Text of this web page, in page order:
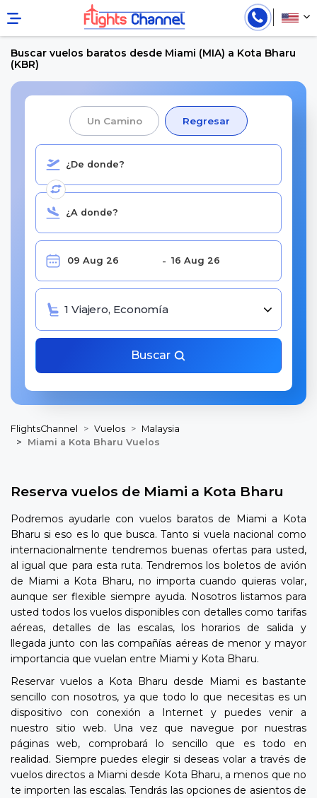
Buscar vuelos baratos desde Miami (MIA) a Kota Bharu
(KBR)
Un Camino Regresar
1 Viajero, Economía
Buscar
FlightsChannel Vuelos
Malaysia
Miami a Kota Bharu Vuelos
Reserva vuelos de Miami a Kota Bharu
Podremos ayudarle con vuelos baratos de Miami a Kota
Bharu si eso es lo que busca. Tanto si vuela nacional como
internacionalmente tendremos buenas ofertas para usted,
al igual que para esta ruta. Tendremos los boletos de avión
de Miami a Kota Bharu, no importa cuando quieras volar,
aunque ser flexible siempre ayuda. Nosotros listamos para
usted todos los vuelos disponibles con detalles como tarifas
aéreas, detalles de las escalas, los horarios de salida y
llegada junto con las compañías aéreas de menor y mayor
importancia que vuelan entre Miami y Kota Bharu.
Reservar vuelos a Kota Bharu desde Miami es bastante
sencillo con nosotros, ya que todo lo que necesitas es un
dispositivo con conexión a Internet y puedes venir a
nuestro sitio web. Una vez que navegue por nuestras
páginas web, comprobará lo sencillo que es todo en
realidad. Siempre puedes elegir si deseas volar a través de
vuelos directos a Miami desde Kota Bharu, a menos que no
te importen las escalas. Tendrás las opciones de asientos de